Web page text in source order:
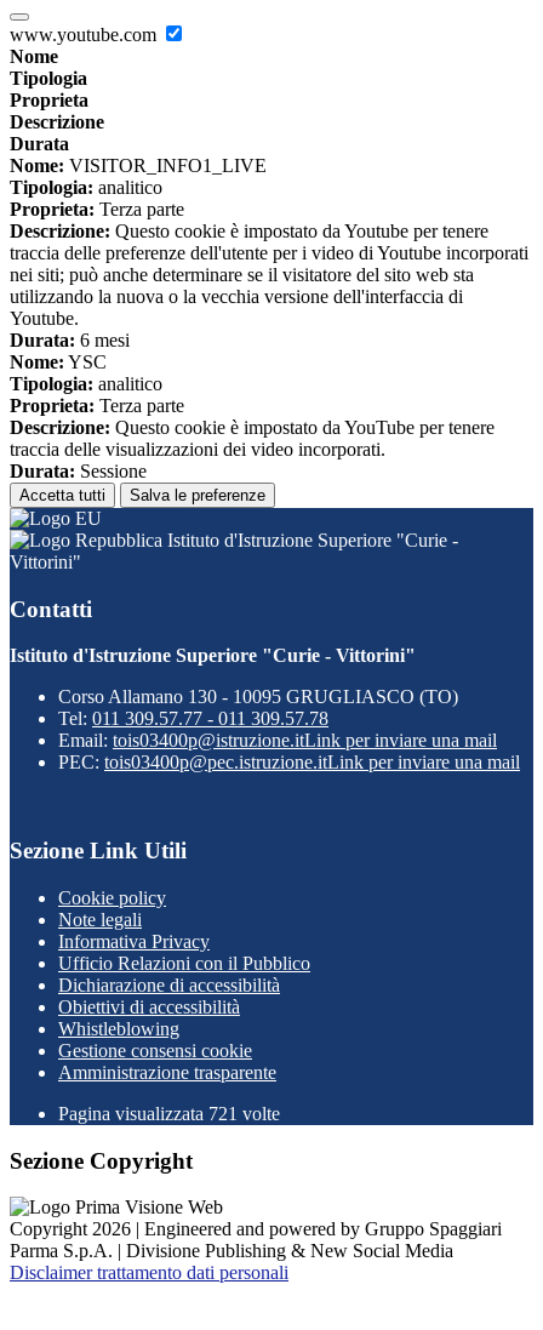
www.youtube.com
Nome
Tipologia
Proprieta
Descrizione
Durata
Nome: VISITOR_INFO1_LIVE
Tipologia: analitico
Proprieta: Terza parte
Descrizione: Questo cookie è impostato da Youtube per tenere
traccia delle preferenze dell'utente per i video di Youtube incorporati
nei siti; può anche determinare se il visitatore del sito web sta
utilizzando la nuova o la vecchia versione dell'interfaccia di
Youtube.
Durata: 6 mesi
Nome: YSC
Tipologia: analitico
Proprieta: Terza parte
Descrizione: Questo cookie è impostato da YouTube per tenere
traccia delle visualizzazioni dei video incorporati.
Durata: Sessione
Accetta tutti Salva le preferenze
Istituto d'Istruzione Superiore "Curie -
Vittorini"
Contatti
Istituto d'Istruzione Superiore "Curie - Vittorini"
Corso Allamano 130 - 10095 GRUGLIASCO (TO)
Tel: 011 309.57.77 - 011 309.57.78
Email: tois03400p@istruzione.itLink per inviare una mail
PEC: tois03400p@pec.istruzione.itLink per inviare una mail
Sezione Link Utili
Cookie policy
Note legali
Informativa Privacy
Ufficio Relazioni con il Pubblico
Dichiarazione di accessibilità
Obiettivi di accessibilità
Whistleblowing
Gestione consensi cookie
Amministrazione trasparente
Pagina visualizzata 721 volte
Sezione Copyright
Copyright 2026 | Engineered and powered by Gruppo Spaggiari
Parma S.p.A. | Divisione Publishing & New Social Media
Disclaimer trattamento dati personali